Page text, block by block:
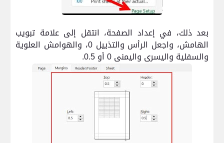
بعد ذلك، في إعداد الصفحة، انتقل إلى علامة تبويب
الهامش، واجعل الرأس والتذييل 0، والهوامش العلوية
والسفلية واليسرى واليمنى 0 أو 0.5.